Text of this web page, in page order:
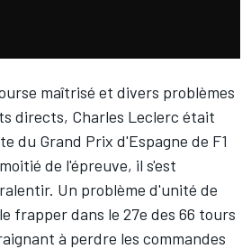
maîtrisé et divers problèmes
directs, Charles Leclerc était
du Grand Prix d'Espagne de F1
de l'épreuve, il s'est
Un problème d'unité de
frapper dans le 27e des 66 tours
à perdre les commandes